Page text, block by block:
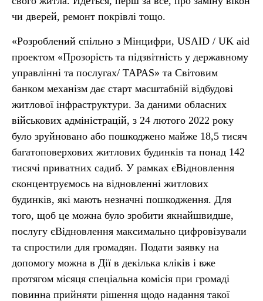
чи дверей, ремонт покрівлі тощо.
«Розроблений спільно з Мінцифри, USAID / UK aid
проектом «Прозорість та підзвітність у державному
управлінні та послугах/ TAPAS» та Світовим
банком механізм дає старт масштабній відбудові
житлової інфраструктури. За даними обласних
військових адміністрацій, з 24 лютого 2022 року
було зруйновано або пошкоджено майже 18,5 тисяч
багатоповерхових житлових будинків та понад 142
тисячі приватних садиб. У рамках єВідновлення
сконцентруємось на відновленні житлових
будинків, які мають незначні пошкодження. Для
того, щоб це можна було зробити якнайшвидше,
послугу єВідновлення максимально цифровізували
та спростили для громадян. Подати заявку на
допомогу можна в Дії в декілька кліків і вже
протягом місяця спеціальна комісія при громаді
повинна прийняти рішення щодо надання такої